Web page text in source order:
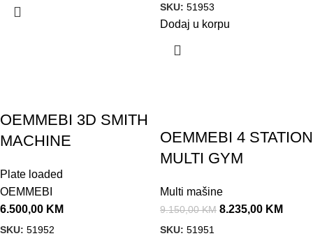
SKU: 51953
Dodaj u korpu
OEMMEBI 3D SMITH
MACHINE
Plate loaded
OEMMEBI
6.500,00 KM
SKU: 51952
OEMMEBI 4 STATION
MULTI GYM
Multi mašine
9.150,00KM 8.235,00 KM
SKU: 51951